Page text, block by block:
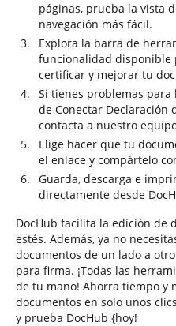
páginas, prueba la vista
navegación más fácil.
Explora la barra de
funcionalidad disponible
certificar y mejorar tu
Si tienes problemas
de Conectar Declaración
contacta a nuestro
Elige hacer que tu
el enlace y compártelo
Guarda, descarga e
directamente desde
DocHub facilita la edición de
estés. Además, ya no
documentos de un lado a
para firma. ¡Todas las
de tu mano! Ahorra tiempo y
documentos en solo unos
y prueba DocHub {hoy!